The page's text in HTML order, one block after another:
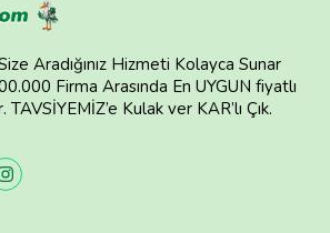
Aradığınız Hizmeti Kolayca Sunar
Firma Arasında En UYGUN fiyatlı
Kulak ver KAR’lı Çık.